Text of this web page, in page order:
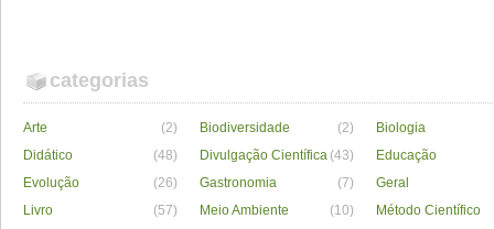
categorias
Arte (2) Biodiversidade (2)
Biologia
Didático
(48) Divulgação Científica (43)
Educação
Evolução
(26) Gastronomia (7)
Geral
Livro
(57) Meio Ambiente (10)
Método Científico